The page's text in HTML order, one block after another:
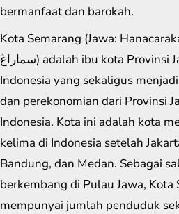
bermanfaat dan barokah.
Kota Semarang (Jawa:
سماراڠ) adalah ibu kota Provinsi Jawa Tengah,
Indonesia yang sekaligus
dan perekonomian dari Provinsi
Indonesia. Kota ini adalah kota
kelima di Indonesia setelah
Bandung, dan Medan. Sebagai
berkembang di Pulau Jawa, Kota
mempunyai jumlah penduduk